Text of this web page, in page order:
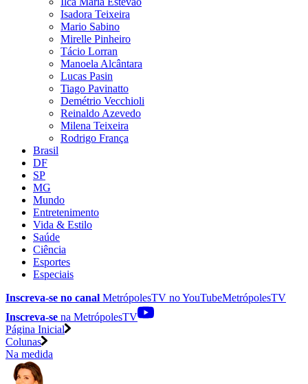
Isadora Teixeira
Mario Sabino
Mirelle Pinheiro
Tácio Lorran
Manoela Alcântara
Lucas Pasin
Tiago Pavinatto
Demétrio Vecchioli
Reinaldo Azevedo
Milena Teixeira
Rodrigo França
Brasil
DF
SP
MG
Mundo
Entretenimento
Vida & Estilo
Saúde
Ciência
Esportes
Especiais
Inscreva-se no canal MetrópolesTV noYouTubeMetrópolesTV
Inscreva-se na MetrópolesTV
Página Inicial
Colunas
Na medida